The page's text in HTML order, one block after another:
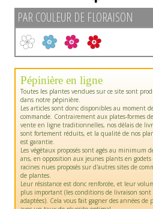
PAR COULEUR DE FLORAISON
Pépinière en ligne
Toutes les plantes vendues sur ce site sont
dans notre pépinière.
Les articles sont donc disponibles au moment
commande. Contrairement aux plates-formes de
vente en ligne traditionnelles, nos délais de
sont fortement réduits, et la qualité de nos
est garantie.
Les végétaux proposés sont agés au minimum
ans, en opposition aux jeunes plants en godets
racines nues proposés sur d'autres sites de
de plantes.
Leur résistance est donc renforcée, et leur
plus important (les conditions de livraison sont
adaptées). Cela vous fait gagner des années de